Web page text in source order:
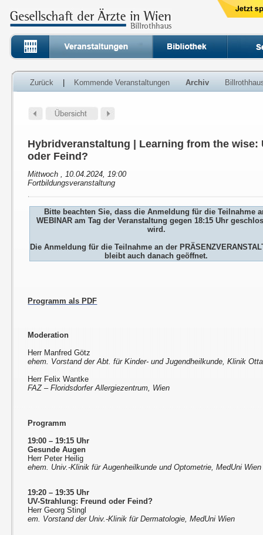
Zurück Kommende Veranstaltungen Archiv
Hybridveranstaltung | Learning from the wise:
oder Feind?
Mittwoch , 10.04.2024, 19:00
Fortbildungsveranstaltung
Bitte beachten Sie, dass die Anmeldung für die Teilnahme
WEBINAR am Tag der Veranstaltung gegen 18:15 Uhr
wird.
Die Anmeldung für die Teilnahme an der
bleibt auch danach geöffnet.
Programm als PDF
Moderation
Herr Manfred Götz
ehem. Vorstand der Abt. für Kinder- und Jugendheilkunde, Klinik
Herr Felix Wantke
FAZ – Floridsdorfer Allergiezentrum, Wien
Programm
19:00 – 19:15 Uhr
Gesunde Augen
Herr Peter Heilig
ehem. Univ.-Klinik für Augenheilkunde und Optometrie, MedUni Wien
19:20 – 19:35 Uhr
UV-Strahlung: Freund oder Feind?
Herr Georg Stingl
em. Vorstand der Univ.-Klinik für Dermatologie, MedUni Wien